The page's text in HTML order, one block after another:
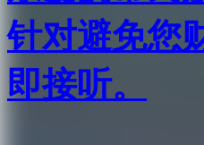
针对避免您
即接听。